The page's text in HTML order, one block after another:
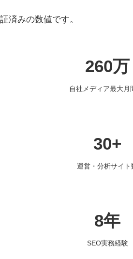
済みの数値です。
260万
自社メディア最大月
30+
運営・分析サイト
8年
SEO実務経験